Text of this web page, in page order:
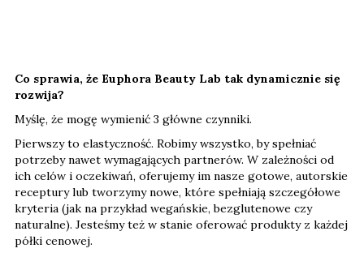
Co sprawia, że Euphora Beauty Lab tak dynamicznie się
rozwija?
Myślę, że mogę wymienić 3 główne czynniki.
Pierwszy to elastyczność. Robimy wszystko, by spełniać
potrzeby nawet wymagających partnerów. W zależności od
ich celów i oczekiwań, oferujemy im nasze gotowe, autorskie
receptury lub tworzymy nowe, które spełniają szczegółowe
kryteria (jak na przykład wegańskie, bezglutenowe czy
naturalne). Jesteśmy też w stanie oferować produkty z każdej
półki cenowej.